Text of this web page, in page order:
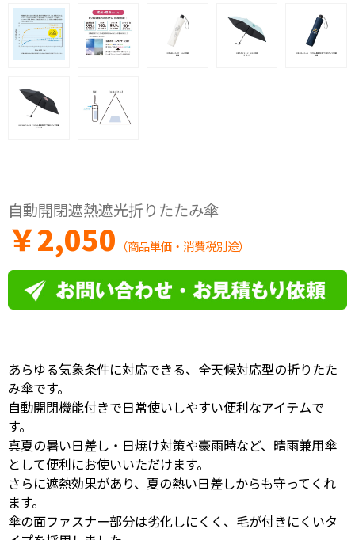
自動開閉遮熱遮光折りたたみ傘
￥2,050 （商品単価・消費税別途）
あらゆる気象条件に対応できる、全天候対応型の折りたた
み傘です。
自動開閉機能付きで日常使いしやすい便利なアイテムで
す。
真夏の暑い日差し・日焼け対策や豪雨時など、晴雨兼用傘
として便利にお使いいただけます。
さらに遮熱効果があり、夏の熱い日差しからも守ってくれ
ます。
傘の面ファスナー部分は劣化しにくく、毛が付きにくいタ